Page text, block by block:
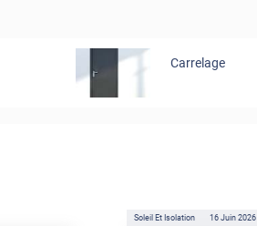
Carrelage
Soleil Et Isolation 16 Juin 2026